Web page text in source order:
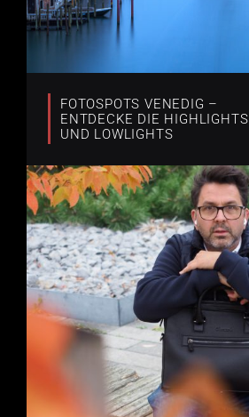
FOTOSPOTS VENEDIG –
ENTDECKE DIE HIGHLIGHTS
UND LOWLIGHTS